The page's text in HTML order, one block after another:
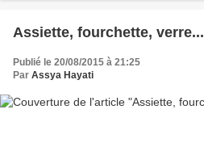
Assiette, fourchette, verre...
Publié le 20/08/2015 à 21:25
Par Assya Hayati